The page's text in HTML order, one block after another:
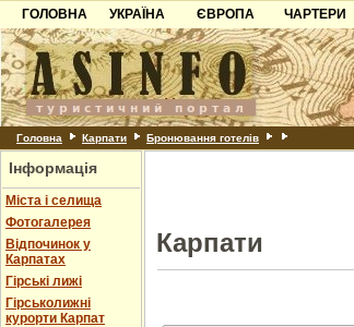
ГОЛОВНА
УКРАЇНА
Карпати
Азов
Причорноморря
Шацьк
ЄВРОПА
Чорногорія
Хорватія
Болгарія
Албанія
ЧАРТЕРИ
Головна Карпати Бронювання готелів
Інформація
Міста і селища
Фотогалерея
Відпочинок у
Карпатах
Гірські лижі
Гірськолижні
курорти Карпат
Карпати
Рахів
Свалява
Ужгород
Чинадійово
Шаян
Ясіня